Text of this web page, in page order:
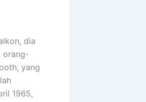
dia
orang-
yang
1965,